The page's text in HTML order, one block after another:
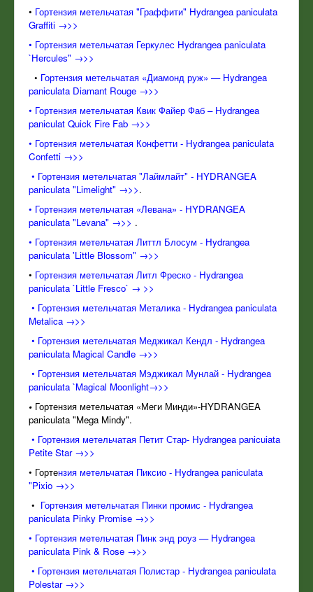
• Гортензия метельчатая "Граффити" Hydrangea paniculata
Graffiti →>>
• Гортензия метельчатая Геркулес Hydrangea paniculata
`Hercules" →>>
• Гортензия метельчатая «Диамонд руж» — Hydrangea
paniculata Diamant Rouge →>>
• Гортензия метельчатая Квик Файер Фаб – Hydrangea
paniculat Quick Fire Fab →>>
• Гортензия метельчатая Конфетти - Hydrangea paniculata
Confetti →>>
• Гортензия метельчатая "Лаймлайт" - HYDRANGEA
paniculata "Limelight" →>>.
• Гортензия метельчатая «Левана» - HYDRANGEA
paniculata "Levana" →>> .
• Гортензия метельчатая Литтл Блосум - Hydrangea
paniculata 'Little Blossom" →>>
• Гортензия метельчатая Литл Фреско - Hydrangea
paniculata `Little Fresco` → >>
• Гортензия метельчатая Металика - Hydrangea paniculata
Metalica →>>
• Гортензия метельчатая Меджикал Кендл - Hydrangea
paniculata Magical Candle →>>
• Гортензия метельчатая Мэджикал Мунлай - Hydrangea
paniculata `Magical Moonlight→>>
• Гортензия метельчатая «Меги Минди»-HYDRANGEA
paniculata "Mega Mindy".
• Гортензия метельчатая Петит Стар- Hydrangea panicuiata
Petite Star →>>
• Гортензия метельчатая Пиксио - Hydrangea paniculata
"Pixio →>>
• Гортензия метельчатая Пинки промис - Hydrangea
paniculata Pinky Promise →>>
• Гортензия метельчатая Пинк энд роуз — Hydrangea
paniculata Pink & Rose →>>
• Гортензия метельчатая Полистар - Hydrangea paniculata
Polestar →>>